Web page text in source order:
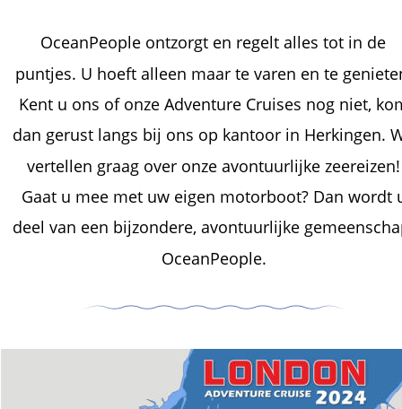
OceanPeople ontzorgt en regelt alles tot in de
puntjes. U hoeft alleen maar te varen en te
Kent u ons of onze Adventure Cruises nog niet,
dan gerust langs bij ons op kantoor in Herkingen.
vertellen graag over onze avontuurlijke zeereizen!
Gaat u mee met uw eigen motorboot? Dan wordt
deel van een bijzondere, avontuurlijke
OceanPeople.